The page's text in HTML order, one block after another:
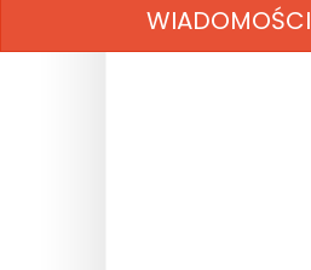
WIADOMOŚCI